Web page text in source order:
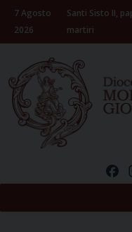
Skip
content
7 Agosto
2026
Santi Sisto II,
martiri